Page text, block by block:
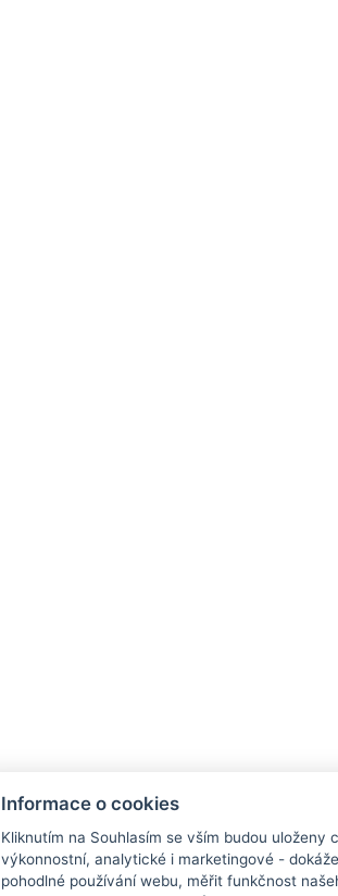
Informace o cookies
Kliknutím na Souhlasím se vším budou uloženy
výkonnostní, analytické i marketingové -
pohodlné používání webu, měřit funkčnost